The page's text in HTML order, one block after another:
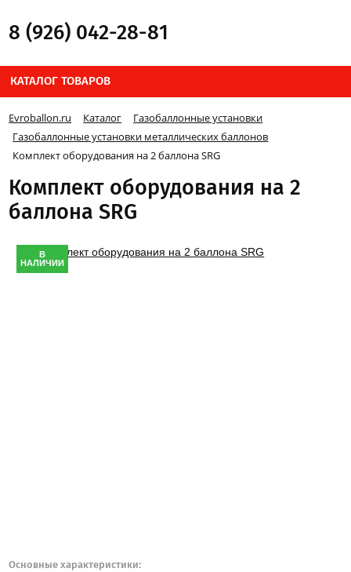
8 (926) 042-28-81
КАТАЛОГ ТОВАРОВ
Evroballon.ru Каталог
Газобаллонные установки
Газобаллонные установки металлических баллонов
Комплект оборудования на 2 баллона SRG
Комплект оборудования на 2
баллона SRG
В
НАЛИЧИИ
Основные характеристики: